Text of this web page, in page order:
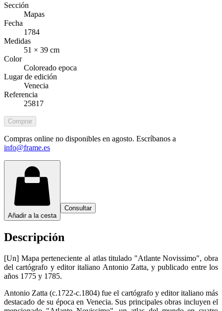
Sección
Mapas
Fecha
1784
Medidas
51 × 39 cm
Color
Coloreado epoca
Lugar de edición
Venecia
Referencia
25817
Comprar
Compras online no disponibles en agosto. Escríbanos a
info@frame.es
Añadir a la cesta
Consultar
Descripción
[Un] Mapa perteneciente al atlas titulado "Atlante Novissimo", obra
del cartógrafo y editor italiano Antonio Zatta, y publicado entre los
años 1775 y 1785.
Antonio Zatta (c.1722-c.1804) fue el cartógrafo y editor italiano más
destacado de su época en Venecia. Sus principales obras incluyen el